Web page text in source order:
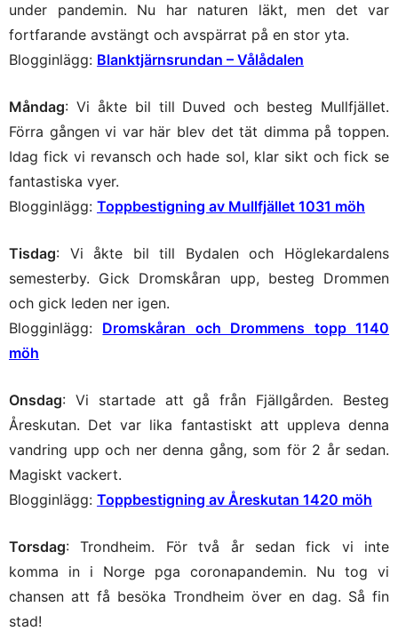
under pandemin. Nu har naturen läkt, men det var
fortfarande avstängt och avspärrat på en stor yta.
Blogginlägg: Blanktjärnsrundan – Vålådalen
Måndag: Vi åkte bil till Duved och besteg Mullfjället.
Förra gången vi var här blev det tät dimma på toppen.
Idag fick vi revansch och hade sol, klar sikt och fick se
fantastiska vyer.
Blogginlägg: Toppbestigning av Mullfjället 1031 möh
Tisdag: Vi åkte bil till Bydalen och Höglekardalens
semesterby. Gick Dromskåran upp, besteg Drommen
och gick leden ner igen.
Blogginlägg: Dromskåran och Drommens topp 1140
möh
Onsdag: Vi startade att gå från Fjällgården. Besteg
Åreskutan. Det var lika fantastiskt att uppleva denna
vandring upp och ner denna gång, som för 2 år sedan.
Magiskt vackert.
Blogginlägg: Toppbestigning av Åreskutan 1420 möh
Torsdag: Trondheim. För två år sedan fick vi inte
komma in i Norge pga coronapandemin. Nu tog vi
chansen att få besöka Trondheim över en dag. Så fin
stad!